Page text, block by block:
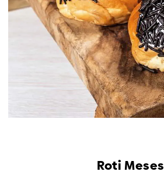
Roti Meses